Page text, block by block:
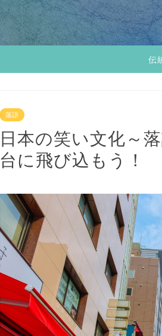
伝
落語
日本の笑い文化～
台に飛び込もう！